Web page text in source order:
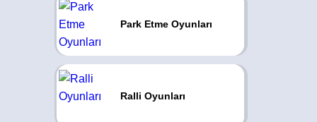
Park Etme Oyunları
Ralli Oyunları